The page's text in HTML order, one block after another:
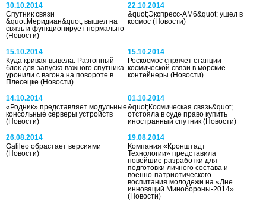
30.10.2014
Спутник связи
&quot;Меридиан&quot; вышел на
связь и функционирует нормально
(Новости)
22.10.2014
&quot;Экспресс-АМ6&quot; ушел в
космос(Новости)
15.10.2014
Куда кривая вывела. Разгонный
блок для запуска важного спутника
уронили с вагона на повороте в
Плесецке (Новости)
15.10.2014
Роскосмос спрячет станции
космической связи в морские
контейнеры(Новости)
14.10.2014
«Родник» представляет модульные
консольные серверы устройств
(Новости)
01.10.2014
&quot;Космическая связь&quot;
отстояла в суде право купить
иностранный спутник(Новости)
26.08.2014
Galileo обрастает версиями
(Новости)
19.08.2014
Компания «Кронштадт
Технологии» представила
новейшие разработки для
подготовки личного состава и
военно-патриотического
воспитания молодежи на «Дне
инноваций Минобороны-2014»
(Новости)